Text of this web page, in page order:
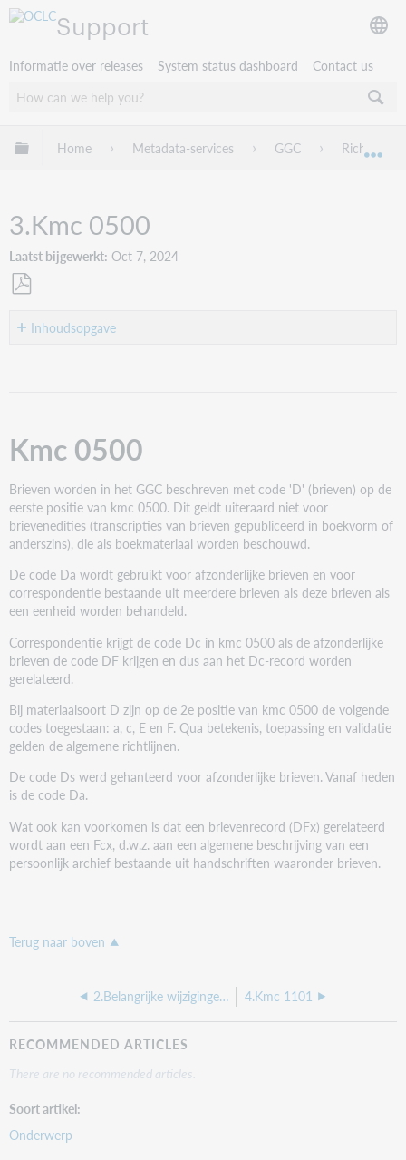
Support
Informatie over releases System status dashboard Contact us
Mondiale hiërarchie uitvouwen / samenvouwen
Home Metadata-services GGC Richtlijnen
3.Kmc 0500
Laatst bijgewerkt Oct 7, 2024
als Inhoudsopgave
Kmc 0500
Brieven worden in het GGC beschreven met code 'D' (brieven) op de
eerste positie van kmc 0500. Dit geldt uiteraard niet voor
brievenedities (transcripties van brieven gepubliceerd in boekvorm of
anderszins), die als boekmateriaal worden beschouwd.
De code Da wordt gebruikt voor afzonderlijke brieven en voor
correspondentie bestaande uit meerdere brieven als deze brieven als
een eenheid worden behandeld.
Correspondentie krijgt de code Dc in kmc 0500 als de afzonderlijke
brieven de code DF krijgen en dus aan het Dc-record worden
gerelateerd.
Bij materiaalsoort D zijn op de 2e positie van kmc 0500 de volgende
codes toegestaan: a, c, E en F. Qua betekenis, toepassing en validatie
gelden de algemene richtlijnen.
De code Ds werd gehanteerd voor afzonderlijke brieven. Vanaf heden
is de code Da.
Wat ook kan voorkomen is dat een brievenrecord (DFx) gerelateerd
wordt aan een Fcx, d.w.z. aan een algemene beschrijving van een
persoonlijk archief bestaande uit handschriften waaronder brieven.
Terug naar boven
2.Belangrijke wijzigingen in het brieven formaat 4.Kmc 1101
RECOMMENDED ARTICLES
There are no recommended articles.
Soort artikel
Onderwerp